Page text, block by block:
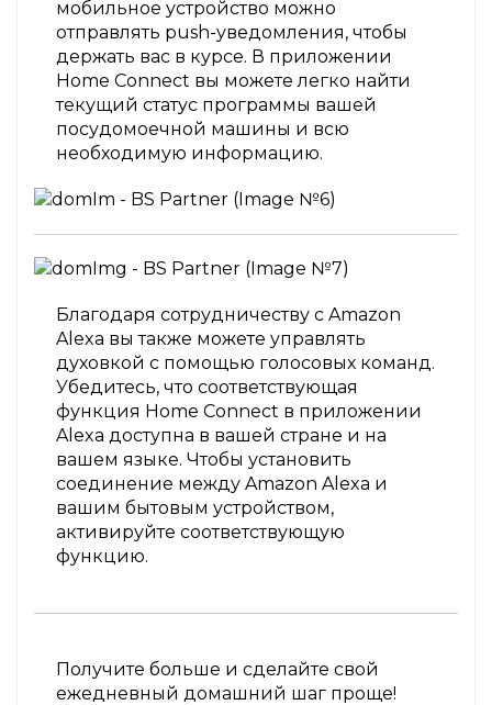
мобильное устройство можно
отправлять push-уведомления, чтобы
держать вас в курсе. В приложении
Home Connect вы можете легко найти
текущий статус программы вашей
посудомоечной машины и всю
необходимую информацию.
Благодаря сотрудничеству с Amazon
Alexa вы также можете управлять
духовкой с помощью голосовых команд.
Убедитесь, что соответствующая
функция Home Connect в приложении
Alexa доступна в вашей стране и на
вашем языке. Чтобы установить
соединение между Amazon Alexa и
вашим бытовым устройством,
активируйте соответствующую
функцию.
Получите больше и сделайте свой
ежедневный домашний шаг проще!